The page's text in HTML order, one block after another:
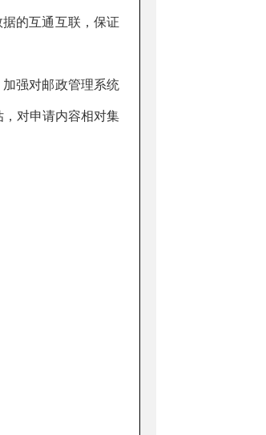
的互通互联，保证
强对邮政管理系统
对申请内容相对集